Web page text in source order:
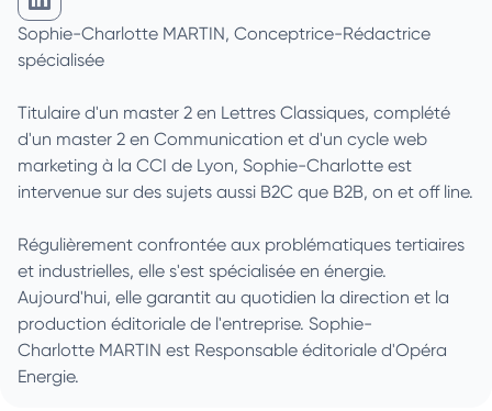
Charlotte Martin sur Linkedin
Sophie-Charlotte MARTIN, Conceptrice-Rédactrice
spécialisée
Titulaire d'un master 2 en Lettres Classiques, complété
d'un master 2 en Communication et d'un cycle web
marketing à la CCI de Lyon, Sophie-Charlotte est
intervenue sur des sujets aussi B2C que B2B, on et off line.
Régulièrement confrontée aux problématiques tertiaires
et industrielles, elle s'est spécialisée en énergie.
Aujourd'hui, elle garantit au quotidien la direction et la
production éditoriale de l'entreprise. Sophie-
Charlotte MARTIN est Responsable éditoriale d'Opéra
Energie.